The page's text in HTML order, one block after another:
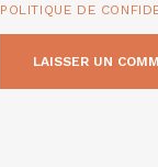
POLITIQUE DE